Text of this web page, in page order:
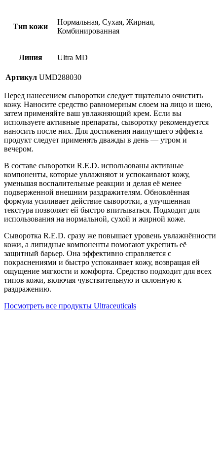
Тип кожи
Нормальная, Сухая, Жирная,
Комбинированная
Линия Ultra MD
Артикул UMD288030
Перед нанесением сыворотки следует тщательно очистить
кожу. Наносите средство равномерным слоем на лицо и шею,
затем применяйте ваш увлажняющий крем. Если вы
используете активные препараты, сыворотку рекомендуется
наносить после них. Для достижения наилучшего эффекта
продукт следует применять дважды в день — утром и
вечером.
В составе сыворотки R.E.D. использованы активные
компоненты, которые увлажняют и успокаивают кожу,
уменьшая воспалительные реакции и делая её менее
подверженной внешним раздражителям. Обновлённая
формула усиливает действие сыворотки, а улучшенная
текстура позволяет ей быстро впитываться. Подходит для
использования на нормальной, сухой и жирной коже.
Сыворотка R.E.D. сразу же повышает уровень увлажнённости
кожи, а липидные компоненты помогают укрепить её
защитный барьер. Она эффективно справляется с
покраснениями и быстро успокаивает кожу, возвращая ей
ощущение мягкости и комфорта. Средство подходит для всех
типов кожи, включая чувствительную и склонную к
раздражению.
Посмотреть все продукты Ultraceuticals